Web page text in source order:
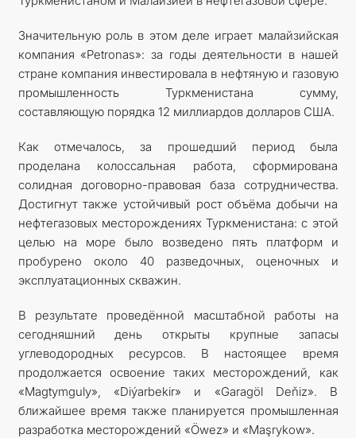
Значительную роль в этом деле играет малайзийская
компания «Petronas»: за годы деятельности в нашей
стране компания инвестировала в нефтяную и газовую
промышленность Туркменистана сумму,
составляющую порядка 12 миллиардов долларов США.
Как отмечалось, за прошедший период была
проделана колоссальная работа, сформирована
солидная договорно-правовая база сотрудничества.
Достигнут также устойчивый рост объёма добычи на
нефтегазовых месторождениях Туркменистана: с этой
целью на море было возведено пять платформ и
пробурено около 40 разведочных, оценочных и
эксплуатационных скважин.
В результате проведённой масштабной работы на
сегодняшний день открыты крупные запасы
углеводородных ресурсов. В настоящее время
продолжается освоение таких месторождений, как
«Magtymguly», «Diýarbekir» и «Garagöl Deňiz». В
ближайшее время также планируется промышленная
разработка месторождений «Öwez» и «Maşrykow».